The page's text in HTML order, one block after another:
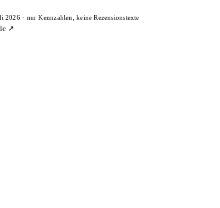
2026 · nur Kennzahlen, keine Rezensionstexte
↗